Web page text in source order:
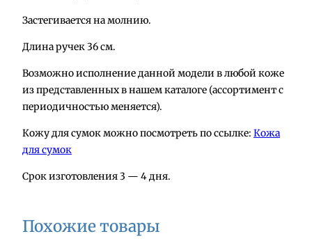
о
в
р
а
С
у
к
а
Застегивается на молнию.
Длина ручек 36 см.
Возможно исполнение данной модели в любой коже
из представленных в нашем каталоге (ассортимент с
периодичностью меняется).
Кожу для сумок можно посмотреть по ссылке: Кожа
для сумок
Срок изготовления 3 — 4 дня.
Похожие товары